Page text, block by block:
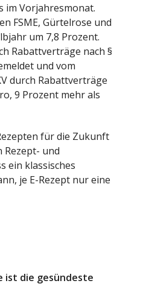
im Vorjahresmonat.
FSME, Gürtelrose und
um 7,8 Prozent.
Rabattverträge nach §
und vom
durch Rabattverträge
9 Prozent mehr als
für die Zukunft
Rezept- und
ein klassisches
je E-Rezept nur eine
ist die gesündeste